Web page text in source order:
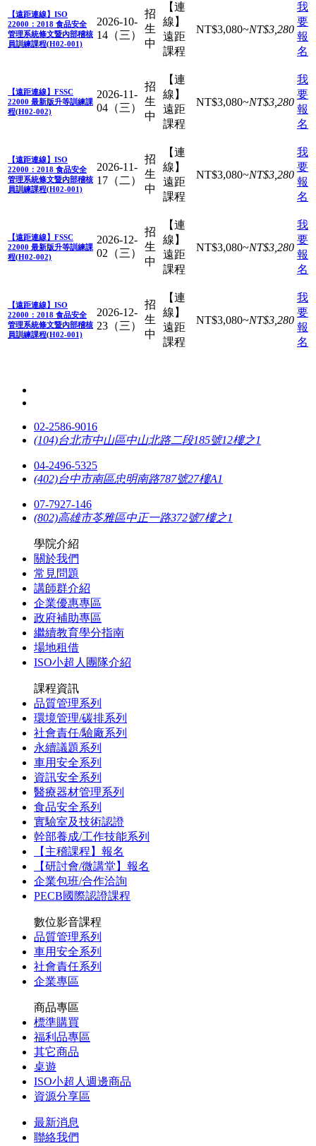
【遠距連線】ISO
22000：2018 食品安全
管理系統條文暨內部稽核
員訓練課程(H02-001)
2026-10-
14（三）
招
生
中
【連
線】
遠距
課程
NT$3,080~NT$3,280
我
要
報
名
【遠距連線】FSSC
22000 最新版升等訓練課
程(H02-002)
2026-11-
04（三）
招
生
中
【連
線】
遠距
課程
NT$3,080~NT$3,280
我
要
報
名
【遠距連線】ISO
22000：2018 食品安全
管理系統條文暨內部稽核
員訓練課程(H02-001)
2026-11-
17（二）
招
生
中
【連
線】
遠距
課程
NT$3,080~NT$3,280
我
要
報
名
【遠距連線】FSSC
22000 最新版升等訓練課
程(H02-002)
2026-12-
02（三）
招
生
中
【連
線】
遠距
課程
NT$3,080~NT$3,280
我
要
報
名
【遠距連線】ISO
22000：2018 食品安全
管理系統條文暨內部稽核
員訓練課程(H02-001)
2026-12-
23（三）
招
生
中
【連
線】
遠距
課程
NT$3,080~NT$3,280
我
要
報
名
02-2586-9016
(104)台北市中山區中山北路二段185號12樓之1
04-2496-5325
(402)台中市南區忠明南路787號27樓A1
07-7927-146
(802)高雄市苓雅區中正一路372號7樓之1
學院介紹
關於我們
常見問題
講師群介紹
企業優惠專區
政府補助專區
繼續教育學分指南
場地租借
ISO小超人團隊介紹
課程資訊
品質管理系列
環境管理/碳排系列
社會責任/驗廠系列
永續議題系列
車用安全系列
資訊安全系列
醫療器材管理系列
食品安全系列
實驗室及技術認證
幹部養成/工作技能系列
【主稽課程】報名
【研討會/微講堂】報名
企業包班/合作洽詢
PECB國際認證課程
數位影音課程
品質管理系列
車用安全系列
社會責任系列
企業專區
商品專區
標準購買
福利品專區
其它商品
桌遊
ISO小超人週邊商品
資源分享區
最新消息
聯絡我們